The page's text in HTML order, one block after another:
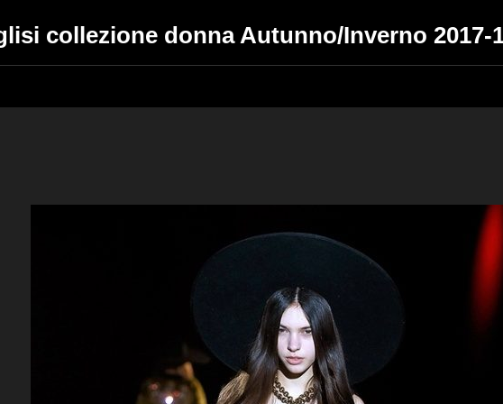
collezione donna Autunno/Inverno 2017-